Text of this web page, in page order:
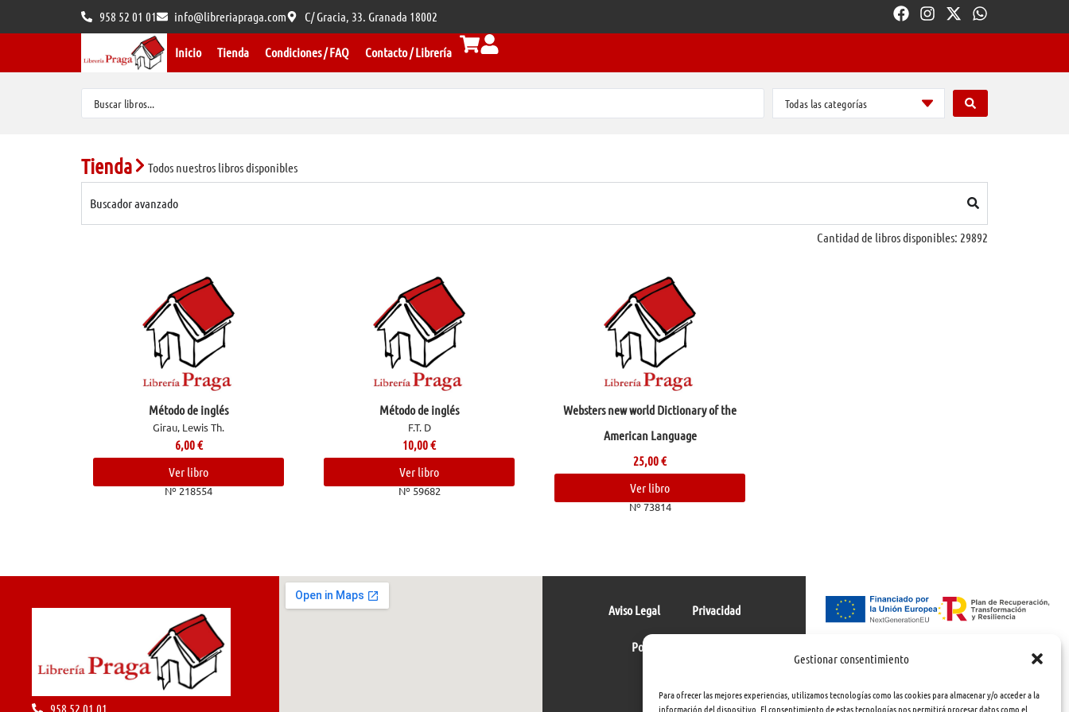
Gestionar consentimiento
Para ofrecer las mejores experiencias, utilizamos tecnologías como las cookies para almacenar y/o acceder a la
información del dispositivo. El consentimiento de estas tecnologías nos permitirá procesar datos como el
958 52 01 01 info@libreriapraga.com C/ Gracia, 33. Granada 18002
Inicio Tienda Condiciones / FAQ Contacto / Librería
Todas las categorías
Tienda Todos nuestros libros disponibles
Buscador avanzado
Cantidad de libros disponibles: 29892
Método de inglés
Girau, Lewis Th.
6,00€
Ver libro
Nº 218554
Método de inglés
F.T. D
10,00€
Ver libro
Nº 59682
Websters new world Dictionary of the
American Language
25,00€
Ver libro
Nº 73814
958 52 01 01
Aviso Legal Privacidad
Política de cookies